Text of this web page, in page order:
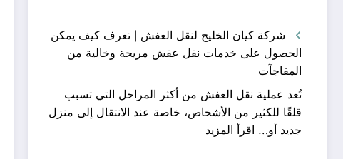
مصر
السياحية
السياحة
في
شركة كيان الخليج لنقل العفش | تعرف كيف يمكن
الحصول على خدمات نقل عفش مريحة وخالية من
المفاجآت
تُعد عملية نقل العفش من أكثر المراحل التي تسبب
قلقًا للكثير من الأشخاص، خاصة عند الانتقال إلى منزل
جديد أو… اقرأ المزيد